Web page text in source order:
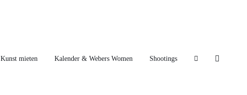
Kunst mieten Kalender & Webers Women Shootings